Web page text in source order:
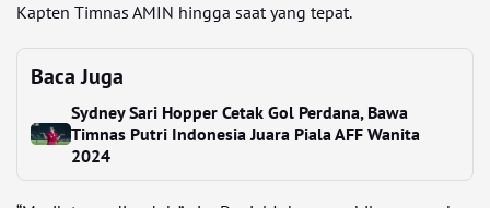
Kapten Timnas AMIN hingga saat yang tepat.
Baca Juga
Sydney Sari Hopper Cetak Gol Perdana, Bawa
Timnas Putri Indonesia Juara Piala AFF Wanita
2024